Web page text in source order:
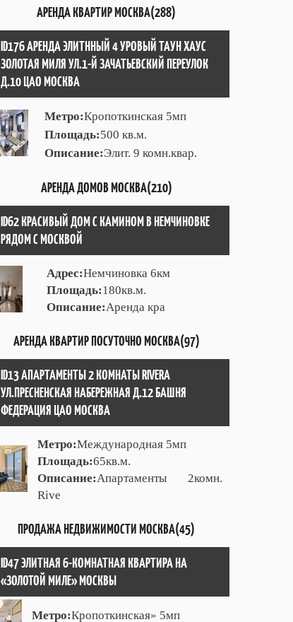
АРЕНДА КВАРТИР МОСКВА(288)
ID176 АРЕНДА ЭЛИТННЫЙ 4 УРОВЫЙ ТАУН ХАУС
ЗОЛОТАЯ МИЛЯ УЛ.1-Й ЗАЧАТЬЕВСКИЙ ПЕРЕУЛОК
Д.10 ЦАО МОСКВА
Метро:Кропоткинская 5мп
Площадь:500 кв.м.
Описание:Элит. 9 комн.квар.
АРЕНДА ДОМОВ МОСКВА(210)
ID62 КРАСИВЫЙ ДОМ С КАМИНОМ В НЕМЧИНОВКЕ
РЯДОМ С МОСКВОЙ
Адрес:Немчиновка 6км
Площадь:180кв.м.
Описание:Аренда кра
АРЕНДА КВАРТИР ПОСУТОЧНО МОСКВА(97)
ID13 АПАРТАМЕНТЫ 2 КОМНАТЫ RIVERA
УЛ.ПРЕСНЕНСКАЯ НАБЕРЕЖНАЯ Д.12 БАШНЯ
ФЕДЕРАЦИЯ ЦАО МОСКВА
Метро:Международная 5мп
Площадь:65кв.м.
Описание:Апартаменты 2комн.
Rive
ПРОДАЖА НЕДВИЖИМОСТИ МОСКВА(45)
ID47 ЭЛИТНАЯ 6-КОМНАТНАЯ КВАРТИРА НА
«ЗОЛОТОЙ МИЛЕ» МОСКВЫ
Метро:Кропоткинская» 5мп